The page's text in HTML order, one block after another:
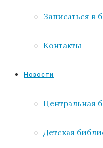
Записаться в
Контакты
Новости
Центральная
Детская